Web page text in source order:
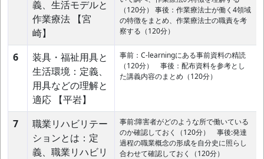
義、生活モデルと
作業療法 【宮
崎】
（120分） 事後：作業療法士が働く4領域
の特徴をまとめ、作業療法士の職責を考
察する（120分）
6
装具・福祉用具と
生活環境：定義、
用具などの理解と
適応 【平岩】
事前：C-learningにある事前資料の精読
（120分） 事後：配布資料を参考とし
た講義内容のまとめ（120分）
7
職業リハビリテー
ションとは：定
義、職業リハビリ
事前:障害者がどのような所で働いている
のか確認しておく（120分） 事後:発達
過程の職業概念の形成を自分史に照らし
合わせて確認しておく（120分）